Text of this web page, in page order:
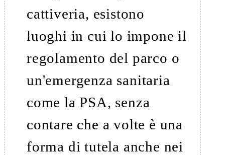
cattiveria, esistono
luoghi in cui lo impone il
regolamento del parco o
un'emergenza sanitaria
come la PSA, senza
contare che a volte è una
forma di tutela anche nei